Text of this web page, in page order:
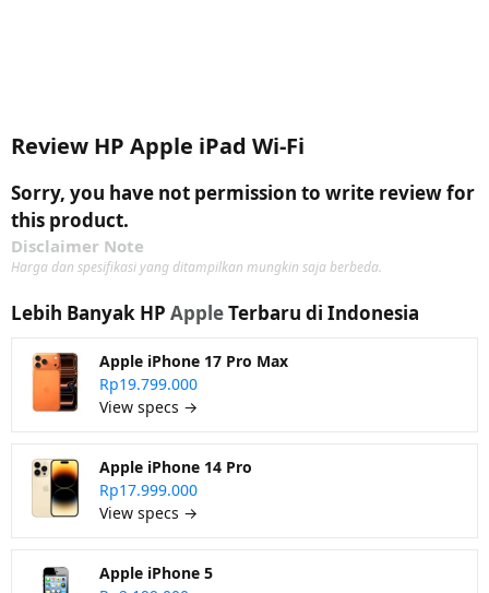
Review HP Apple iPad Wi-Fi
Sorry, you have not permission to write review for
this product.
Disclaimer Note
Harga dan spesifikasi yang ditampilkan mungkin saja berbeda.
Lebih Banyak HP AppleTerbaru di Indonesia
Apple iPhone 17 Pro Max
Rp19.799.000
View specs →
Apple iPhone 14 Pro
Rp17.999.000
View specs →
Apple iPhone 5